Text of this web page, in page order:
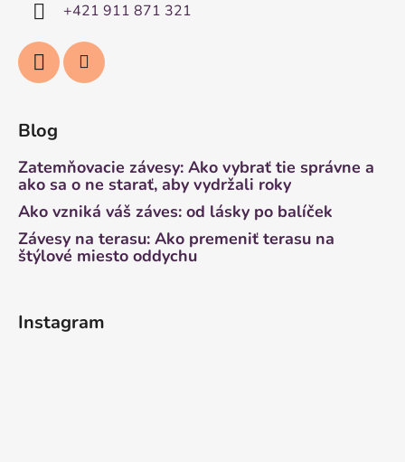
+421 911 871 321
Blog
Zatemňovacie závesy: Ako vybrať tie správne a
ako sa o ne starať, aby vydržali roky
Ako vzniká váš záves: od lásky po balíček
Závesy na terasu: Ako premeniť terasu na
štýlové miesto oddychu
Instagram